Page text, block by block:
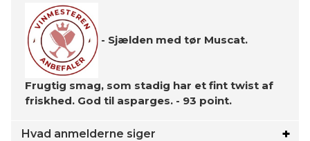
- Sjælden med tør Muscat.
Frugtig smag, som stadig har et fint twist af
friskhed. God til asparges. - 93 point.
Hvad anmelderne siger